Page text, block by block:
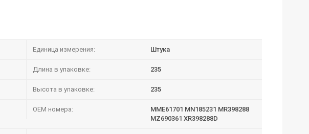
Единица измерения: Штука
Длина в упаковке: 235
Высота в упаковке: 235
OEM номера:
MME61701 MN185231 MR398288
MZ690361 XR398288D